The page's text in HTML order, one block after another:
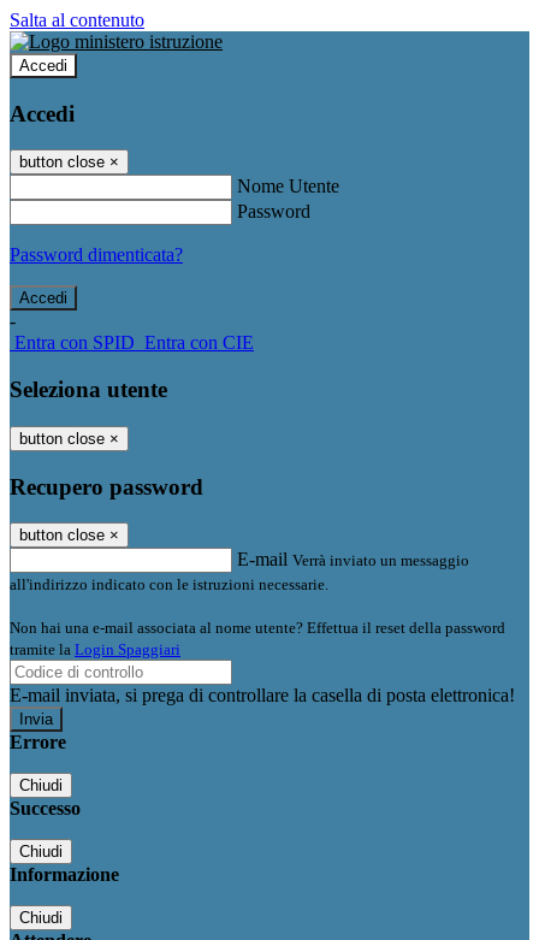
Salta al contenuto
Accedi
Accedi
button close ×
Nome Utente
Password
Password dimenticata?
-
Entra con SPID Entra con CIE
Seleziona utente
button close ×
Recupero password
button close ×
E-mail Verrà inviato un messaggio
all'indirizzo indicato con le istruzioni necessarie.
Non hai una e-mail associata al nome utente? Effettua il reset della password
tramite la Login Spaggiari
E-mail inviata, si prega di controllare la casella di posta elettronica!
Errore
Chiudi
Successo
Chiudi
Informazione
Chiudi